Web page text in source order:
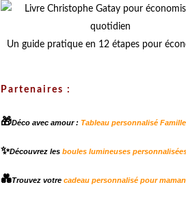
Un guide pratique en 12 étapes pour
Partenaires :
🎁Déco avec amour : Tableau personnalisé Famille
✨Découvrez les boules lumineuses
💑Trouvez votre cadeau personnalisé pour maman